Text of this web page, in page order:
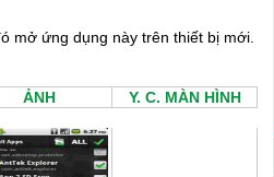
mở ứng dụng này trên thiết bị mới.
ẢNH Y. C. MÀN HÌNH